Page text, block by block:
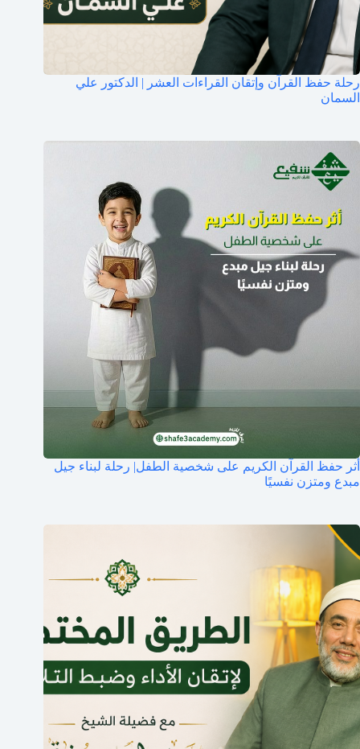
رحلة حفظ القرآن وإتقان القراءات العشر | الدكتور علي
السمان
أثر حفظ القرآن الكريم على شخصية الطفل| رحلة لبناء جيل
مبدع ومتزن نفسيًا